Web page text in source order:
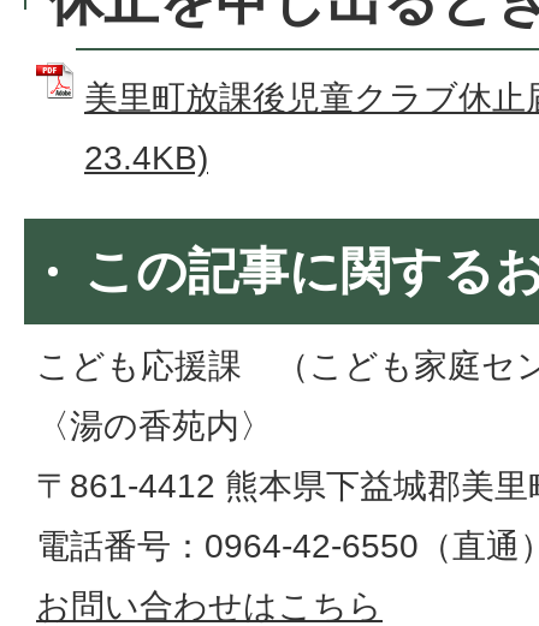
美里町放課後児童クラブ休
23.4KB)
この記事に関する
こども応援課 （こども家庭セ
〈湯の香苑内〉
〒861-4412 熊本県下益城郡美
電話番号：0964-42-6550（直通
お問い合わせはこちら